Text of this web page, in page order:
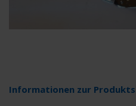
Informationen zur